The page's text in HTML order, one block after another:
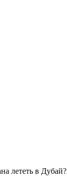
лететь в Дубай?